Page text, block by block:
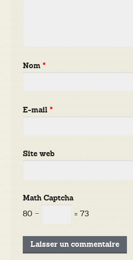
Nom*
E-mail*
Site web
Math Captcha
80 −
= 73